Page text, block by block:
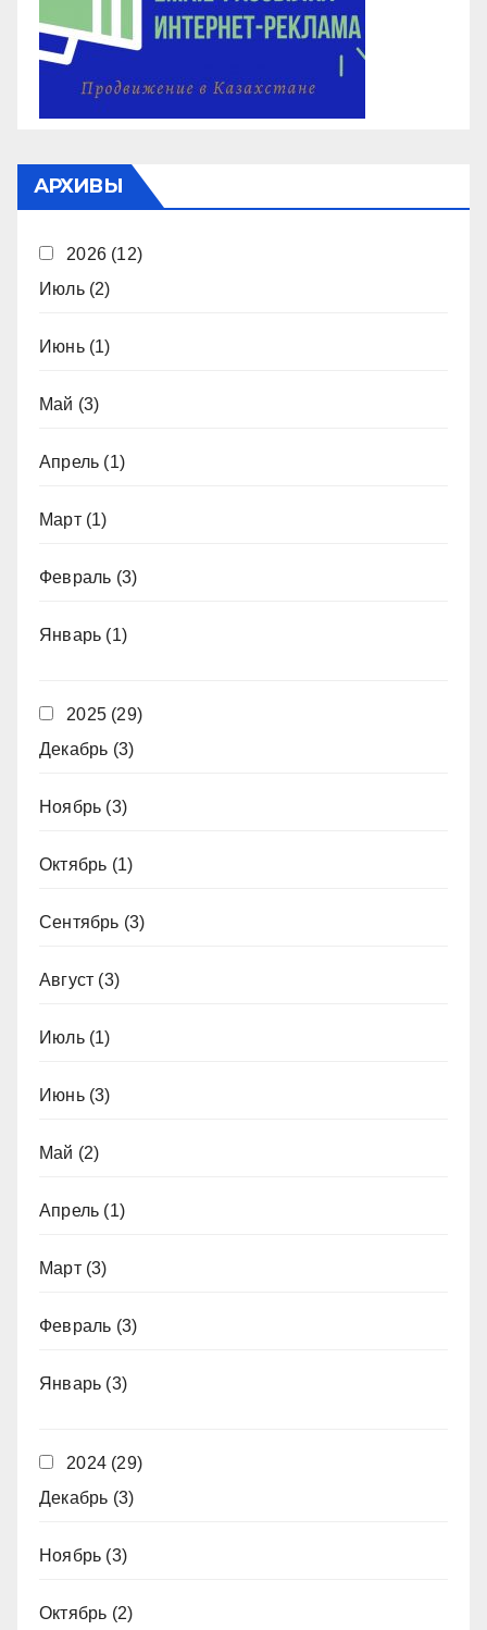
АРХИВЫ
2026 (12)
Июль(2)
Июнь(1)
Май (3)
Апрель (1)
Март(1)
Февраль (3)
Январь (1)
2025 (29)
Декабрь (3)
Ноябрь (3)
Октябрь (1)
Сентябрь (3)
Август (3)
Июль(1)
Июнь(3)
Май (2)
Апрель (1)
Март(3)
Февраль (3)
Январь (3)
2024 (29)
Декабрь (3)
Ноябрь (3)
Октябрь (2)